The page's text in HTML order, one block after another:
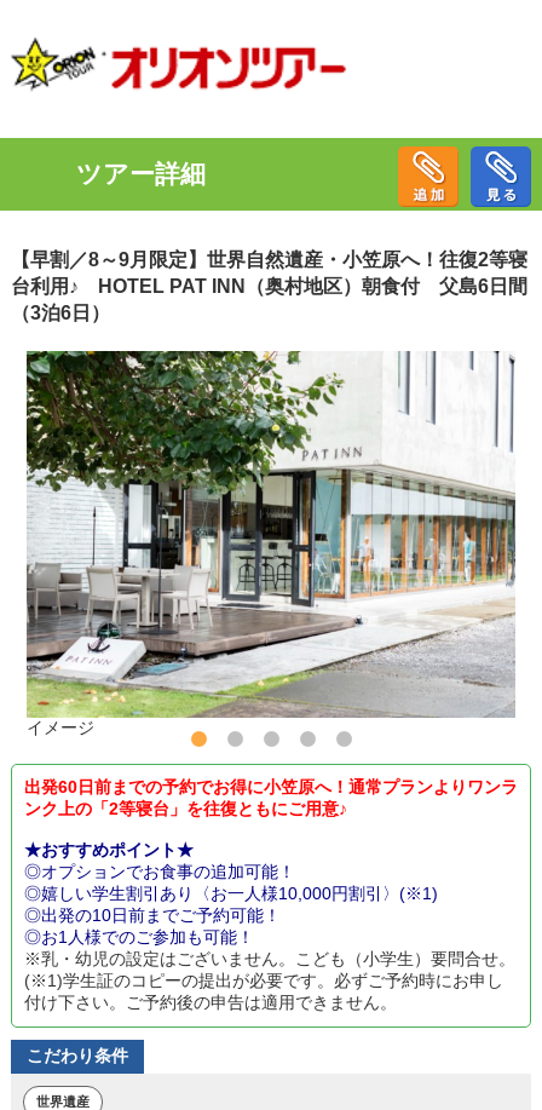
ツアー詳細
【早割／8～9月限定】世界自然遺産・小笠原へ！往復2等寝
台利用♪ HOTEL PAT INN（奥村地区）朝食付 父島6日間
（3泊6日）
イメージ
出発60日前までの予約でお得に小笠原へ！通常プランよりワンラ
ンク上の「2等寝台」を往復ともにご用意♪
★おすすめポイント★
◎オプションでお食事の追加可能！
◎嬉しい学生割引あり〈お一人様10,000円割引〉(※1)
◎出発の10日前までご予約可能！
◎お1人様でのご参加も可能！
※乳・幼児の設定はございません。こども（小学生）要問合せ。
(※1)学生証のコピーの提出が必要です。必ずご予約時にお申し
付け下さい。ご予約後の申告は適用できません。
こだわり条件
世界遺産